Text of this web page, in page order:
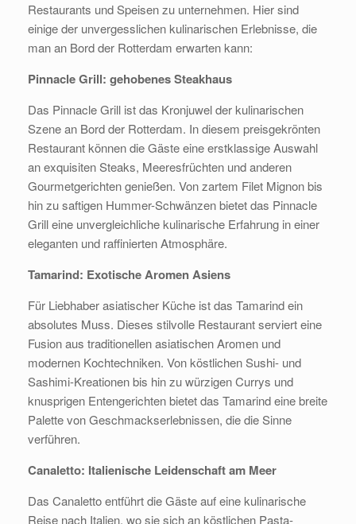
Restaurants und Speisen zu unternehmen. Hier sind
einige der unvergesslichen kulinarischen Erlebnisse, die
man an Bord der Rotterdam erwarten kann:
Pinnacle Grill: gehobenes Steakhaus
Das Pinnacle Grill ist das Kronjuwel der kulinarischen
Szene an Bord der Rotterdam. In diesem preisgekrönten
Restaurant können die Gäste eine erstklassige Auswahl
an exquisiten Steaks, Meeresfrüchten und anderen
Gourmetgerichten genießen. Von zartem Filet Mignon bis
hin zu saftigen Hummer-Schwänzen bietet das Pinnacle
Grill eine unvergleichliche kulinarische Erfahrung in einer
eleganten und raffinierten Atmosphäre.
Tamarind: Exotische Aromen Asiens
Für Liebhaber asiatischer Küche ist das Tamarind ein
absolutes Muss. Dieses stilvolle Restaurant serviert eine
Fusion aus traditionellen asiatischen Aromen und
modernen Kochtechniken. Von köstlichen Sushi- und
Sashimi-Kreationen bis hin zu würzigen Currys und
knusprigen Entengerichten bietet das Tamarind eine breite
Palette von Geschmackserlebnissen, die die Sinne
verführen.
Canaletto: Italienische Leidenschaft am Meer
Das Canaletto entführt die Gäste auf eine kulinarische
Reise nach Italien, wo sie sich an köstlichen Pasta-